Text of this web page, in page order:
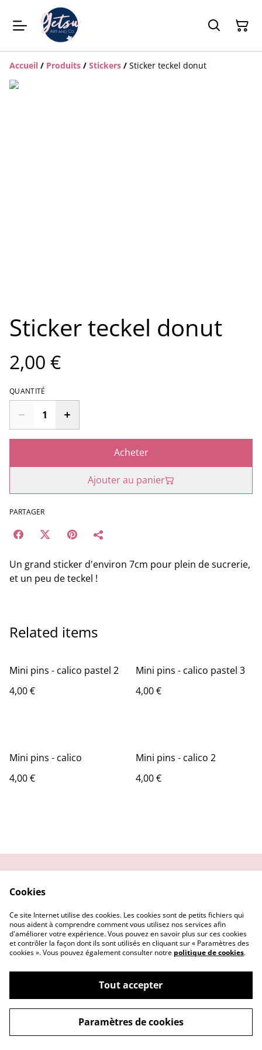
Accueil / Produits / Stickers / Sticker teckel donut
Sticker teckel donut
2,00 €
QUANTITÉ
Acheter
Ajouter au panier
PARTAGER
Un grand sticker d'environ 7cm pour plein de sucrerie,
et un peu de teckel !
Related items
Mini pins - calico pastel 2
4,00 €
Mini pins - calico pastel 3
4,00 €
Mini pins - calico
4,00 €
Mini pins - calico 2
4,00 €
Confidentialité
Demander un retour
Cookies
©2026Getsu art and co
powered by
Cookies
Ce site Internet utilise des cookies. Les cookies sont de petits fichiers qui
nous aident à comprendre comment vous utilisez nos services afin
d'améliorer votre expérience. Vous pouvez en savoir plus sur ces cookies
et contrôler la façon dont ils sont utilisés en cliquant sur « Paramètres des
cookies ». Vous pouvez également consulter notre politique de cookies.
Tout accepter
Paramètres de cookies